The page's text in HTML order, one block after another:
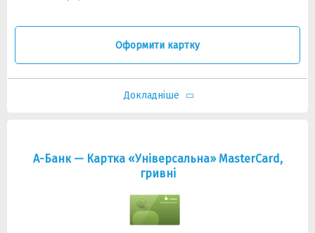
Оформити картку
Докладніше
А-Банк — Картка «Універсальна» MasterCard,
гривнi